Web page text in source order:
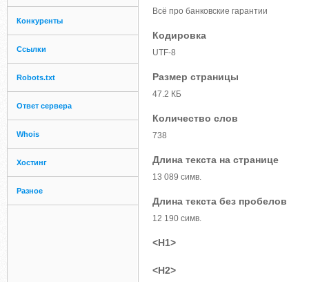
Конкуренты
Ссылки
Robots.txt
Ответ сервера
Whois
Хостинг
Разное
Всё про банковские гарантии
Кодировка
UTF-8
Размер страницы
47.2 КБ
Количество слов
738
Длина текста на странице
13 089 симв.
Длина текста без пробелов
12 190 симв.
<H1>
<H2>